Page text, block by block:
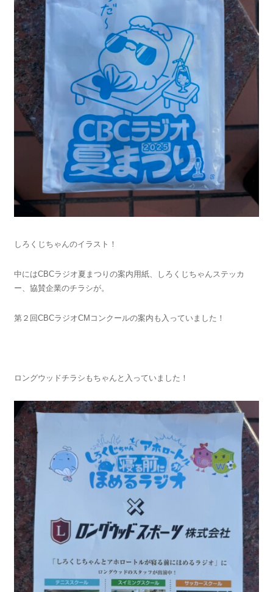
しろくじちゃんのイラスト！
中にはCBCラジオ夏まつりの案内用紙、しろくじちゃんステッカ
ー、協賛企業のチラシが。
第２回CBCラジオCMコンクールの案内も入っていました！
ロングウッドチラシもちゃんと入っていました！